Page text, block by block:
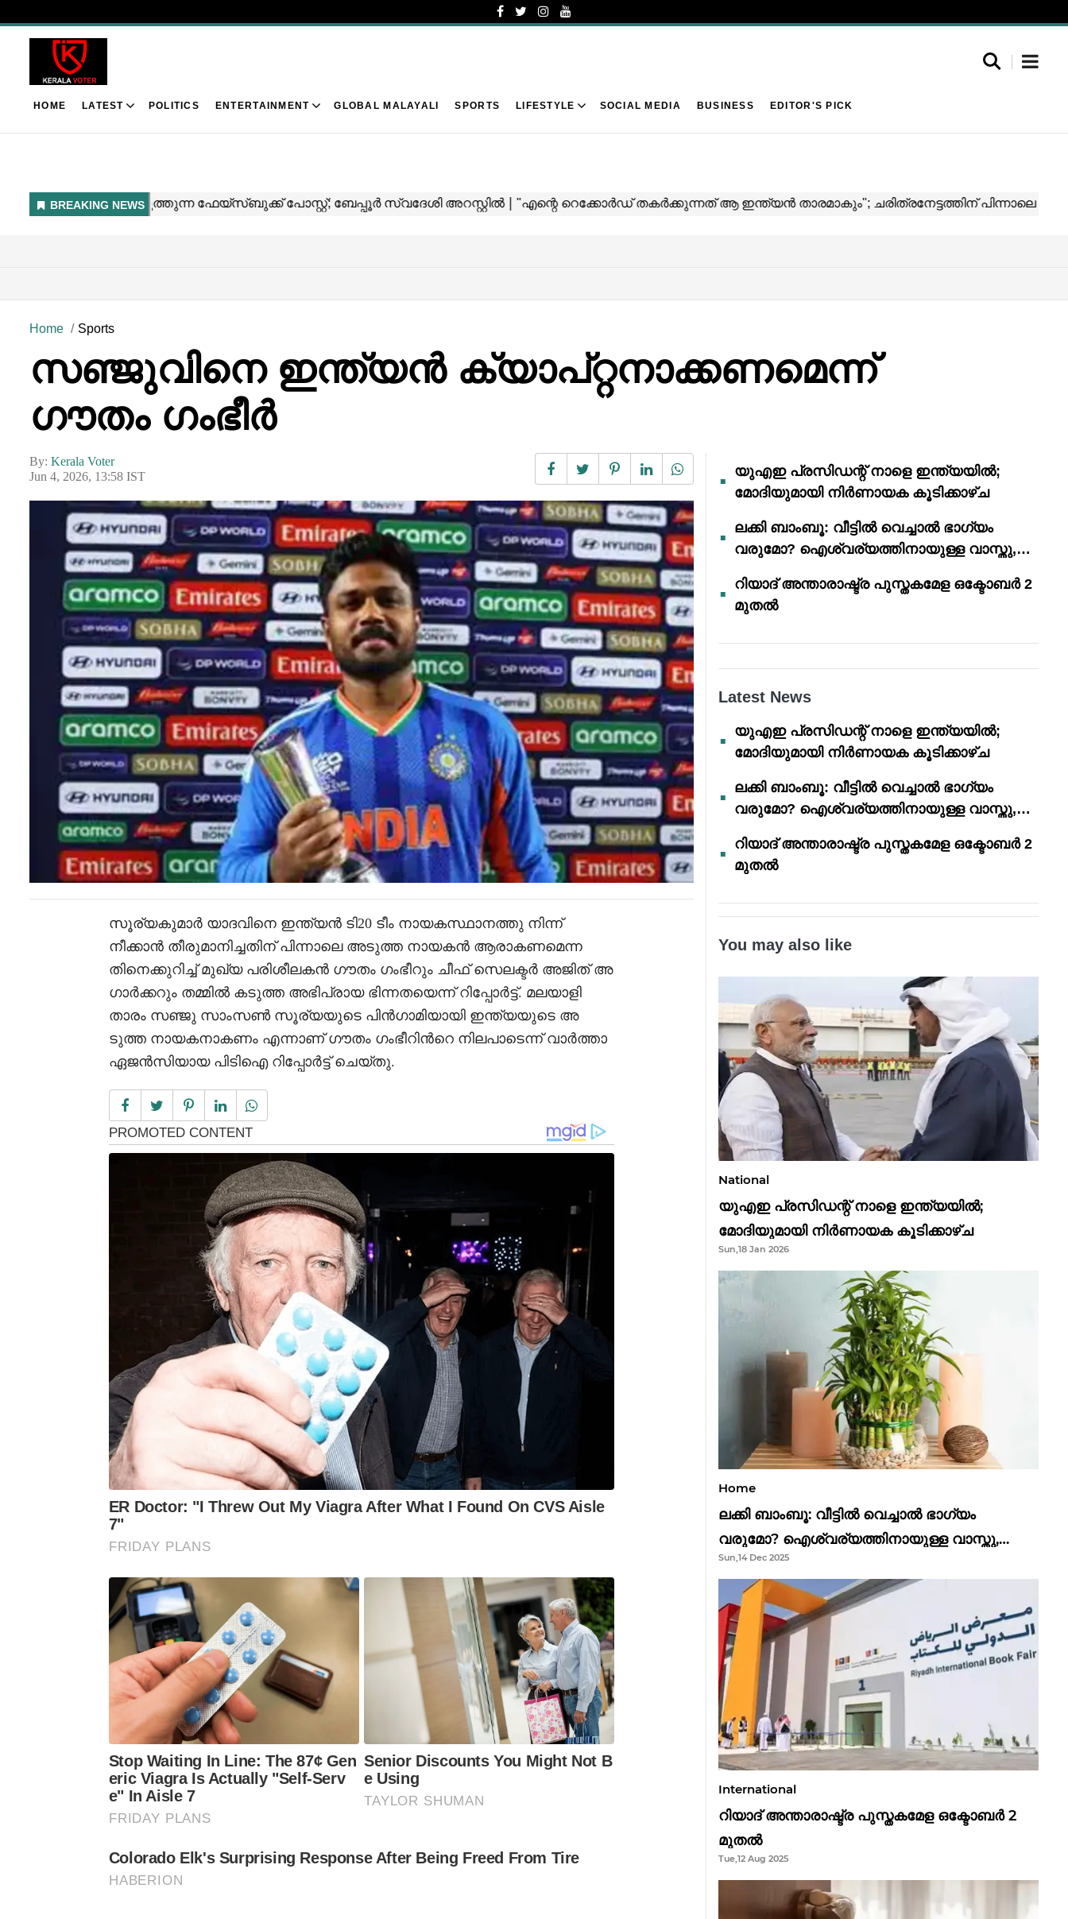
HOME LATEST POLITICS ENTERTAINMENT GLOBAL MALAYALI SPORTS LIFESTYLE SOCIAL MEDIA BUSINESS EDITOR'S PICK
Home Sports
സഞ്ജുവിനെ ഇന്ത്യൻ ക്യാപ്റ്റനാക്കണമെന്ന്
ഗൗതം ഗംഭീര്‍
By: Kerala Voter
Jun 4, 2026, 13:58 IST
സൂര്യകുമാർ യാദവിനെ ഇന്ത്യൻ ടി20 ടീം നായകസ്ഥാനത്തു നിന്ന്
നീക്കാൻ തീരുമാനിച്ചതിന് പിന്നാലെ അടുത്ത നായകന്‍ ആരാകണമെന്ന
തിനെക്കുറിച്ച് മുഖ്യ പരിശീലകന്‍ ഗൗതം ഗംഭീറും ചീഫ് സെലക്ടര്‍ അജിത് അ
ഗാര്‍ക്കറും തമ്മിൽ കടുത്ത അഭിപ്രായ ഭിന്നതയെന്ന് റിപ്പോര്‍ട്ട്. മലയാളി
താരം സഞ്ജു സാംസൺ സൂര്യയുടെ പിന്‍ഗാമിയായി ഇന്ത്യയുടെ അ
ടുത്ത നായകനാകണം എന്നാണ് ഗൗതം ഗംഭീറിന്‍റെ നിലപാടെന്ന് വാർത്താ
ഏജൻസിയായ പിടിഐ റിപ്പോർട്ട് ചെയ്തു.
യുഎഇ പ്രസിഡന്റ് നാളെ ഇന്ത്യയിൽ;
മോദിയുമായി നിർണായക കൂടിക്കാഴ്ച
ലക്കി ബാംബൂ: വീട്ടിൽ വെച്ചാൽ ഭാഗ്യം
വരുമോ? ഐശ്വര്യത്തിനായുള്ള വാസ്തു,
റിയാദ് അന്താരാഷ്ട്ര പുസ്തകമേള ഒക്ടോബർ 2
മുതൽ
Latest News
യുഎഇ പ്രസിഡന്റ് നാളെ ഇന്ത്യയിൽ;
മോദിയുമായി നിർണായക കൂടിക്കാഴ്ച
ലക്കി ബാംബൂ: വീട്ടിൽ വെച്ചാൽ ഭാഗ്യം
വരുമോ? ഐശ്വര്യത്തിനായുള്ള വാസ്തു,
റിയാദ് അന്താരാഷ്ട്ര പുസ്തകമേള ഒക്ടോബർ 2
മുതൽ
You may also like
National
യുഎഇ പ്രസിഡന്റ് നാളെ ഇന്ത്യയിൽ;
മോദിയുമായി നിർണായക കൂടിക്കാഴ്ച
Sun,18 Jan 2026
Home
ലക്കി ബാംബൂ: വീട്ടിൽ വെച്ചാൽ ഭാഗ്യം
വരുമോ? ഐശ്വര്യത്തിനായുള്ള വാസ്തു,
ഫെങ് ഷൂയി വിശ്വാസങ്ങൾ
Sun,14 Dec 2025
International
റിയാദ് അന്താരാഷ്ട്ര പുസ്തകമേള ഒക്ടോബർ 2
മുതൽ
Tue,12 Aug 2025